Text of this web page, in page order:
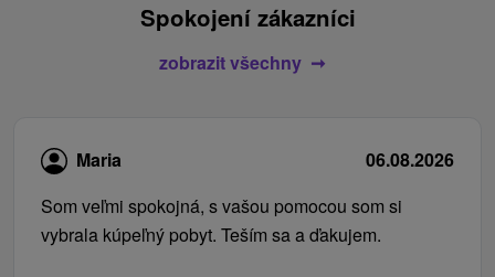
Spokojení zákazníci
zobrazit všechny
Maria
06.08.2026
Som veľmi spokojná, s vašou pomocou som si
vybrala kúpeľný pobyt. Teším sa a ďakujem.